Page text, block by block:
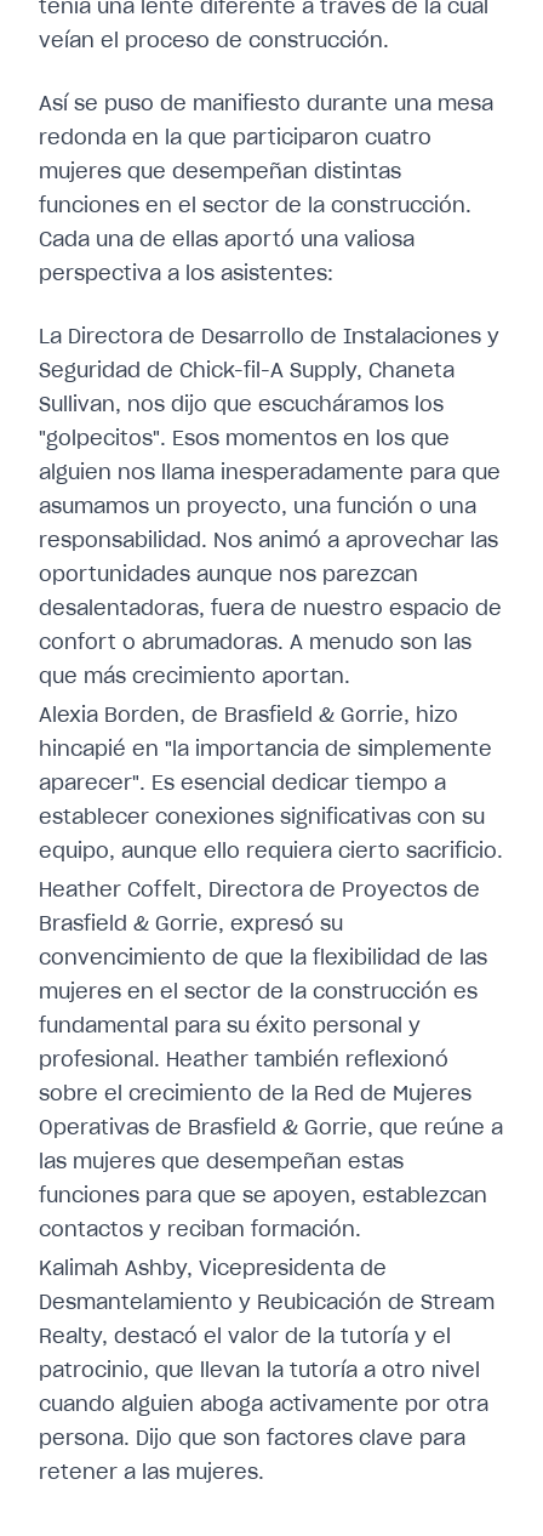
tenía una lente diferente a través de la cual
veían el proceso de construcción.
Así se puso de manifiesto durante una mesa
redonda en la que participaron cuatro
mujeres que desempeñan distintas
funciones en el sector de la construcción.
Cada una de ellas aportó una valiosa
perspectiva a los asistentes:
La Directora de Desarrollo de Instalaciones y
Seguridad de Chick-fil-A Supply, Chaneta
Sullivan, nos dijo que escucháramos los
"golpecitos". Esos momentos en los que
alguien nos llama inesperadamente para que
asumamos un proyecto, una función o una
responsabilidad. Nos animó a aprovechar las
oportunidades aunque nos parezcan
desalentadoras, fuera de nuestro espacio de
confort o abrumadoras. A menudo son las
que más crecimiento aportan.
Alexia Borden, de Brasfield & Gorrie, hizo
hincapié en "la importancia de simplemente
aparecer". Es esencial dedicar tiempo a
establecer conexiones significativas con su
equipo, aunque ello requiera cierto sacrificio.
Heather Coffelt, Directora de Proyectos de
Brasfield & Gorrie, expresó su
convencimiento de que la flexibilidad de las
mujeres en el sector de la construcción es
fundamental para su éxito personal y
profesional. Heather también reflexionó
sobre el crecimiento de la Red de Mujeres
Operativas de Brasfield & Gorrie, que reúne a
las mujeres que desempeñan estas
funciones para que se apoyen, establezcan
contactos y reciban formación.
Kalimah Ashby, Vicepresidenta de
Desmantelamiento y Reubicación de Stream
Realty, destacó el valor de la tutoría y el
patrocinio, que llevan la tutoría a otro nivel
cuando alguien aboga activamente por otra
persona. Dijo que son factores clave para
retener a las mujeres.